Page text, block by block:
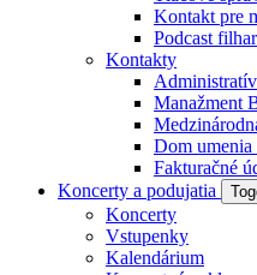
Kontakt pre
Podcast
Kontakty
Manažment
Dom
Fakturačné
Koncerty a podujatia
Koncerty
Vstupenky
Kalendárium